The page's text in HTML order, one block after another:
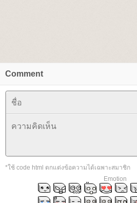
Comment
*ใช้ code html ตกแต่งข้อความได้เฉพาะสมาชิก
Emotion